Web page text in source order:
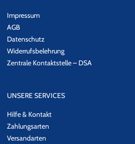
Impressum
AGB
Datenschutz
Widerrufsbelehrung
Zentrale Kontaktstelle – DSA
UNSERE SERVICES
Hilfe & Kontakt
Zahlungsarten
Versandarten